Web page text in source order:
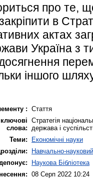
про те,
в
актах
Україна з
іншого
: Стаття
слова:
Стратегія
держава і
Теми:
Економічні науки
Навчально-
Наукова Бібліотека
08 Серп 2022 10:24